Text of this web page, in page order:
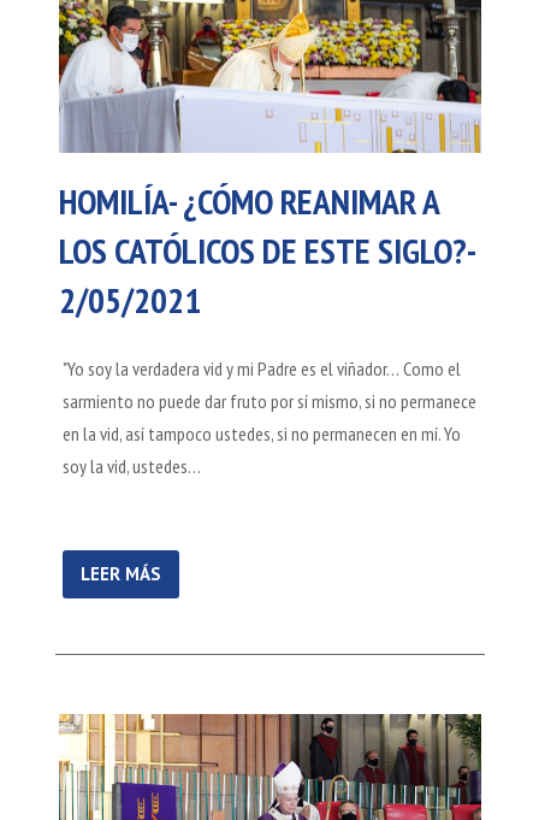
HOMILÍA- ¿CÓMO REANIMAR A
LOS CATÓLICOS DE ESTE SIGLO?-
2/05/2021
"Yo soy la verdadera vid y mi Padre es el viñador… Como el
sarmiento no puede dar fruto por sí mismo, si no permanece
en la vid, así tampoco ustedes, si no permanecen en mí. Yo
soy la vid, ustedes…
LEER MÁS